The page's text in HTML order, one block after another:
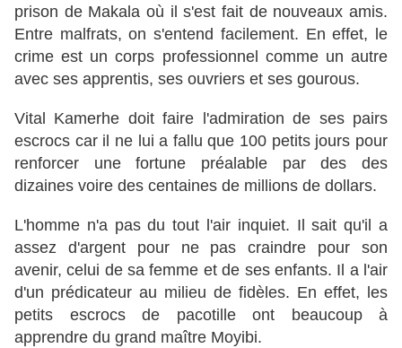
prison de Makala où il s'est fait de nouveaux amis.
Entre malfrats, on s'entend facilement. En effet, le
crime est un corps professionnel comme un autre
avec ses apprentis, ses ouvriers et ses gourous.
Vital Kamerhe doit faire l'admiration de ses pairs
escrocs car il ne lui a fallu que 100 petits jours pour
renforcer une fortune préalable par des des
dizaines voire des centaines de millions de dollars.
L'homme n'a pas du tout l'air inquiet. Il sait qu'il a
assez d'argent pour ne pas craindre pour son
avenir, celui de sa femme et de ses enfants. Il a l'air
d'un prédicateur au milieu de fidèles. En effet, les
petits escrocs de pacotille ont beaucoup à
apprendre du grand maître Moyibi.